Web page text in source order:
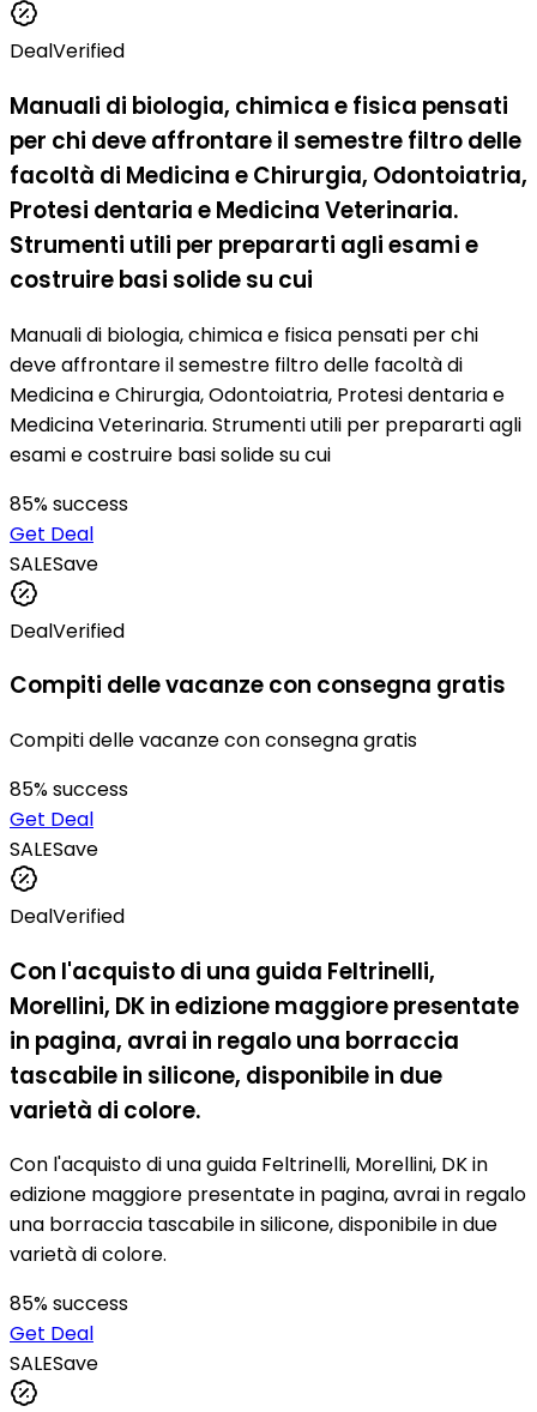
DealVerified
Manuali di biologia, chimica e fisica pensati
per chi deve affrontare il semestre filtro delle
facoltà di Medicina e Chirurgia, Odontoiatria,
Protesi dentaria e Medicina Veterinaria.
Strumenti utili per prepararti agli esami e
costruire basi solide su cui
Manuali di biologia, chimica e fisica pensati per chi
deve affrontare il semestre filtro delle facoltà di
Medicina e Chirurgia, Odontoiatria, Protesi dentaria e
Medicina Veterinaria. Strumenti utili per prepararti agli
esami e costruire basi solide su cui
85% success
Get Deal
SALESave
DealVerified
Compiti delle vacanze con consegna gratis
Compiti delle vacanze con consegna gratis
85% success
Get Deal
SALESave
DealVerified
Con l'acquisto di una guida Feltrinelli,
Morellini, DK in edizione maggiore presentate
in pagina, avrai in regalo una borraccia
tascabile in silicone, disponibile in due
varietà di colore.
Con l'acquisto di una guida Feltrinelli, Morellini, DK in
edizione maggiore presentate in pagina, avrai in regalo
una borraccia tascabile in silicone, disponibile in due
varietà di colore.
85% success
Get Deal
SALESave